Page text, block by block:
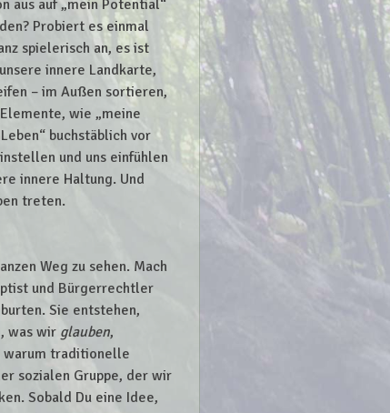
aus auf „mein Potential“
Probiert es einmal
spielerisch an, es ist
innere Landkarte,
– im Außen sortieren,
wie „meine
buchstäblich vor
und uns einfühlen
innere Haltung. Und
treten.
Weg zu sehen. Mach
und Bürgerrechtler
Sie entstehen,
was wir glauben,
warum traditionelle
sozialen Gruppe, der wir
Sobald Du eine Idee,